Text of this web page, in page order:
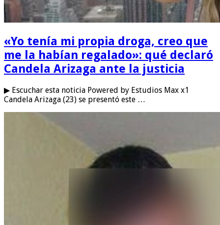
«Yo tenía mi propia droga, creo que
me la habían regalado»: qué declaró
Candela Arizaga ante la justicia
▶ Escuchar esta noticia Powered by Estudios Max x1
Candela Arizaga (23) se presentó este …